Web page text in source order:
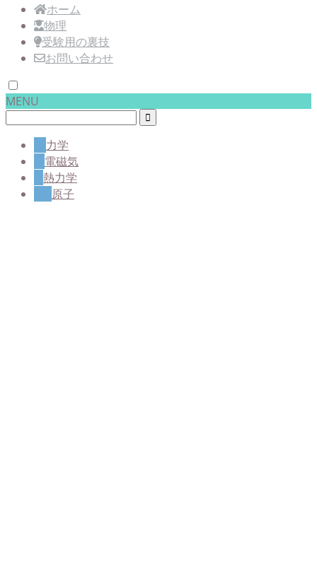
ホーム
物理
受験用の裏技
お問い合わせ
MENU
力学
電磁気
熱力学
原子